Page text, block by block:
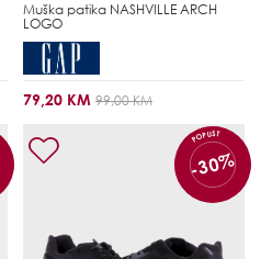
Muška patika NASHVILLE ARCH
LOGO
79,20 KM 99,00 KM
POPUST
-30%